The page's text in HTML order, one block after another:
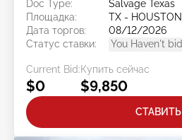
Doc Type:
Salvage Texas
Площадка:
TX - HOUSTON
Дата торгов:
08/12/2026
Статус ставки:
You Haven't bid
Current Bid:
$0
Купить сейчас
$9,850
СТАВИТЬ